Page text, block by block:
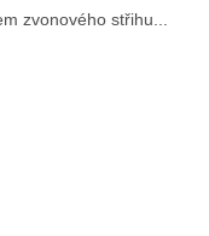
zvonového střihu...